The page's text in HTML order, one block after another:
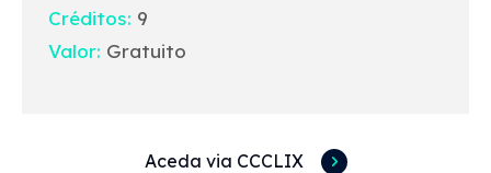
Créditos: 9
Valor: Gratuito
Aceda via CCCLIX